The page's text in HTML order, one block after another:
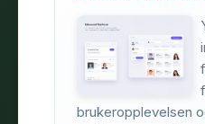
brukeropplevelsen